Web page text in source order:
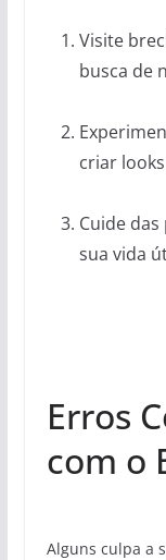
Visite
busca de
criar
Cuide
sua vida
Erros
com o
Alguns culpa a